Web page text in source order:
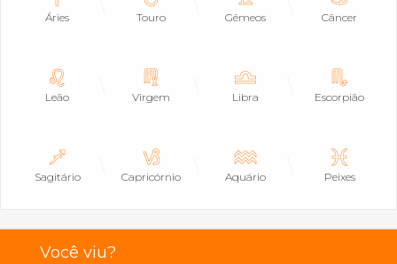
Áries Touro Gêmeos Câncer
Leão Virgem Libra Escorpião
Sagitário Capricórnio Aquário Peixes
Você viu?